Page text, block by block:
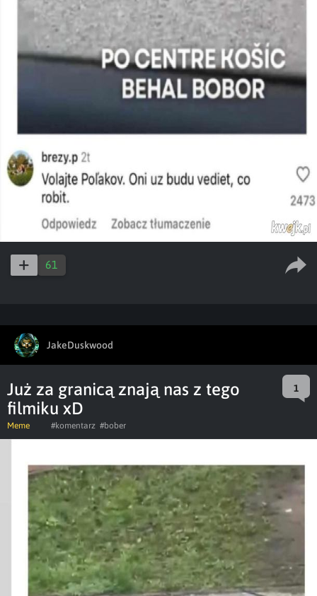
61
JakeDuskwood
Już za granicą znają nas z tego
filmiku xD
1
Meme #komentarz #bober